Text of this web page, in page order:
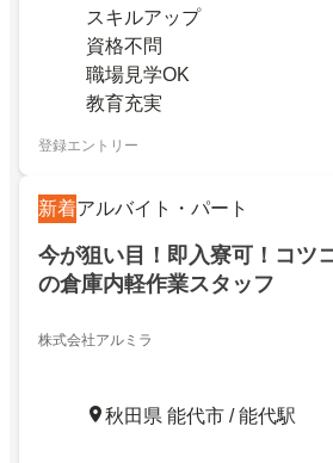
スキルアップ
資格不問
職場見学OK
教育充実
登録エントリー
新着アルバイト・パート
今が狙い目！即入寮可！コツ
の倉庫内軽作業スタッフ
株式会社アルミラ
秋田県 能代市 / 能代駅